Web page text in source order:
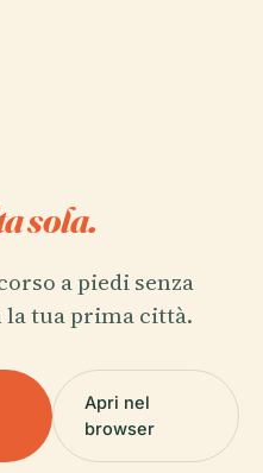
sola.
a piedi senza
tua prima città.
Apri nel
browser